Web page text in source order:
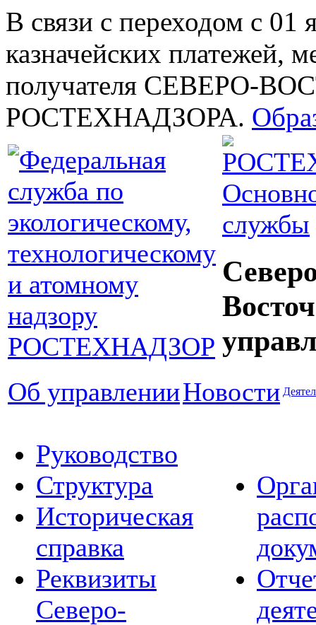
В связи с переходом с 01
казначейских платежей,
получателя СЕВЕРО-
РОСТЕХНАДЗОРА.
службы
Об управленииНовости
Руководство
Структура
Историческая
справка
Реквизиты
Северо-